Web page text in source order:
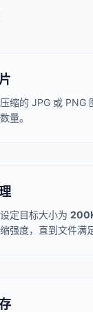
缩的 JPG 或 PNG
量。
定目标大小为
强度，直到文件满